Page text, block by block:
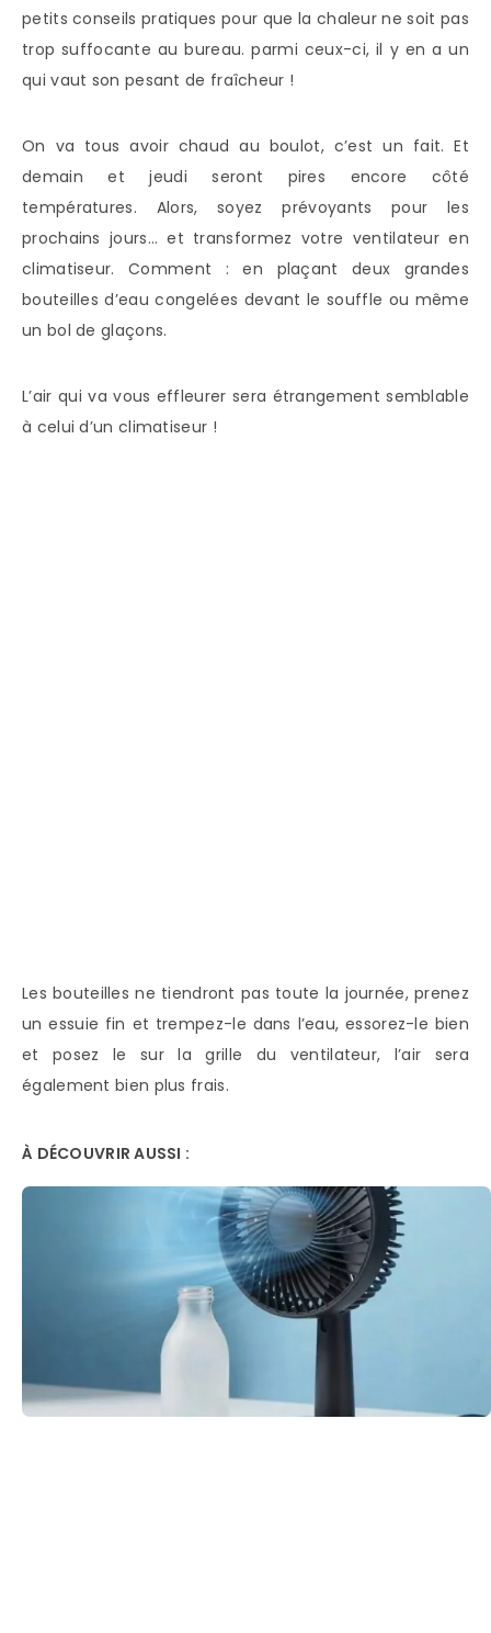
petits conseils pratiques pour que la chaleur ne soit pas
trop suffocante au bureau. parmi ceux-ci, il y en a un
qui vaut son pesant de fraîcheur !
On va tous avoir chaud au boulot, c’est un fait. Et
demain et jeudi seront pires encore côté
températures. Alors, soyez prévoyants pour les
prochains jours… et transformez votre ventilateur en
climatiseur. Comment : en plaçant deux grandes
bouteilles d’eau congelées devant le souffle ou même
un bol de glaçons.
L’air qui va vous effleurer sera étrangement semblable
à celui d’un climatiseur !
Les bouteilles ne tiendront pas toute la journée, prenez
un essuie fin et trempez-le dans l’eau, essorez-le bien
et posez le sur la grille du ventilateur, l’air sera
également bien plus frais.
À DÉCOUVRIR AUSSI :